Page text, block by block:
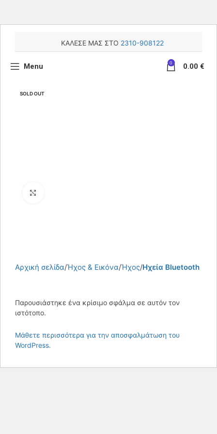
ΚΑΛΕΣΕ ΜΑΣ ΣΤΟ 2310-908122
Menu 0 0.00 €
SOLD OUT
Αρχική σελίδα Ήχος & Εικόνα Ήχος Ηχεία Bluetooth
Παρουσιάστηκε ένα κρίσιμο σφάλμα σε αυτόν τον
ιστότοπο.
Μάθετε περισσότερα για την αποσφαλμάτωση του
WordPress.